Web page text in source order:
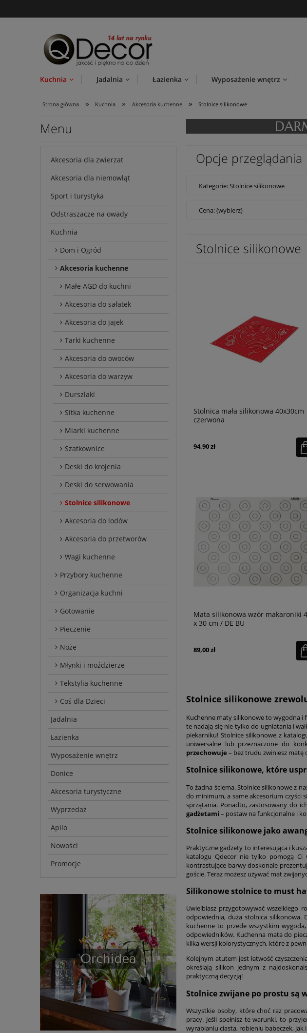
Kuchnia Jadalnia Łazienka Wyposażenie wnętrz
Strona główna » Kuchnia » Akcesoria kuchenne » Stolnice silikonowe
Menu
Akcesoria dla zwierzat
Akcesoria dla niemowląt
Sport i turystyka
Odstraszacze na owady
Kuchnia
Dom i Ogród
Akcesoria kuchenne
Małe AGD do kuchni
Akcesoria do sałatek
Akcesoria do jajek
Tarki kuchenne
Akcesoria do owoców
Akcesoria do warzyw
Durszlaki
Sitka kuchenne
Miarki kuchenne
Szatkownice
Deski do krojenia
Deski do serwowania
Stolnice silikonowe
Akcesoria do lodów
Akcesoria do przetworów
Wagi kuchenne
Przybory kuchenne
Organizacja kuchni
Gotowanie
Pieczenie
Noże
Młynki i moździerze
Tekstylia kuchenne
Coś dla Dzieci
Jadalnia
Łazienka
Wyposażenie wnętrz
Donice
Akcesoria turystyczne
Wyprzedaż
Apilo
Nowości
Promocje
Opcje przeglądania
Kategorie: Stolnice silikonowe
Cena: (wybierz)
Stolnice silikonowe
Stolnica mała silikonowa 40x30cm
czerwona
94,90 zł
Mata silikonowa wzór makaroniki
x 30 cm / DE BU
89,00 zł
Stolnice silikonowe
Kuchenne maty silikonowe to wygodna i
te nadają się nie tylko do ugniatania i
piekarniku! Stolnice silikonowe z
uniwersalne lub przeznaczone do
przechowuje – bez trudu zwiniesz matę
Stolnice silikonowe, które
To żadna ściema. Stolnice silikonowe z
do minimum, a same akcesorium czyści
sprzątania. Ponadto, zastosowany do
gadżetami – postaw na funkcjonalne i
Stolnice silikonowe jako
Praktyczne gadżety to interesująca i
katalogu Qdecor nie tylko pomogą Ci
kontrastujące barwy doskonale
goście. Teraz możesz używać mat
Silikonowe stolnice to must
Uwielbiasz przygotowywać wszelkiego
odpowiednia, duża stolnica silikonowa.
kuchenne to przede wszystkim
odpowiedników. Kuchenna mata do
kilka wersji kolorystycznych, które z
Kolejnym atutem jest łatwość
określają silikon jednym z
praktyczną decyzją!
Stolnice zwijane po prostu są
Wszystkie osoby, które choć raz
pracy. Jeśli spełnisz te warunki, to
wyrabianiu ciasta, robieniu babeczek, jak